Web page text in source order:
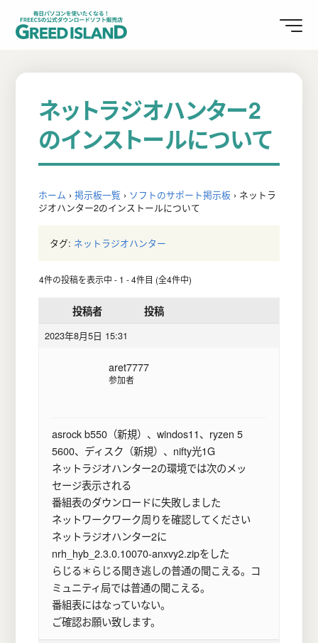
ネットラジオハンター2
のインストールについて
ホーム › 掲示板一覧 › ソフトのサポート掲示板 › ネットラ
ジオハンター2のインストールについて
タグ: ネットラジオハンター
4件の投稿を表示中 - 1 - 4件目 (全4件中)
投稿者 投稿
2023年8月5日 15:31
aret7777
参加者
asrock b550（新規）、windos11、ryzen 5
5600、ディスク（新規）、nifty光1G
ネットラジオハンター2の環境では次のメッ
セージ表示される
番組表のダウンロードに失敗しました
ネットワークワーク周りを確認してください
ネットラジオハンター2に
nrh_hyb_2.3.0.10070-anxvy2.zipをした
らじる＊らじる聞き逃しの普通の聞こえる。コ
ミュニティ局では普通の聞こえる。
番組表にはなっていない。
ご確認お願い致します。